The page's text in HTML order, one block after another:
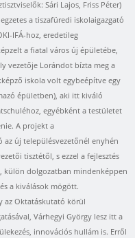
Sári Lajos, Friss Péter)
a tiszafüredi iskolaigazgató
IFÁ-hoz, eredetileg
a fiatal város új épületébe,
vezetője Lorándot bízta meg a
iskola volt egybeépítve egy
épületben), aki itt kiváló
egyébként a testületet
A projekt a
az új településvezetőnél enyhén
tisztétől, s ezzel a fejlesztés
külön dolgozatban mindenképpen
a kiválások mögött.
az Oktatáskutató körül
Várhegyi György lesz itt a
innovációs hullám is. Erről